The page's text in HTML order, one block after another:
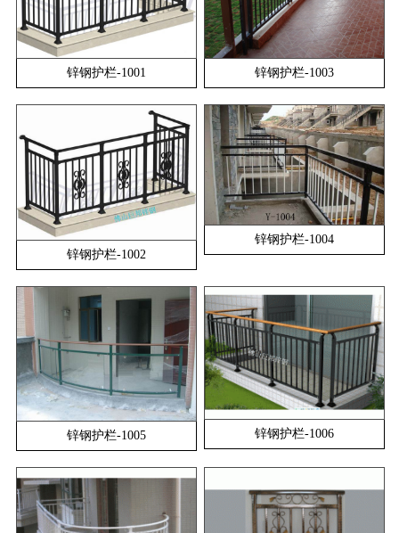
锌钢护栏-1001 锌钢护栏-1003
锌钢护栏-1002
锌钢护栏-1004
锌钢护栏-1005 锌钢护栏-1006